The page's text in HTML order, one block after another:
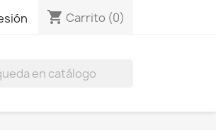
shopping_cart Carrito (0)